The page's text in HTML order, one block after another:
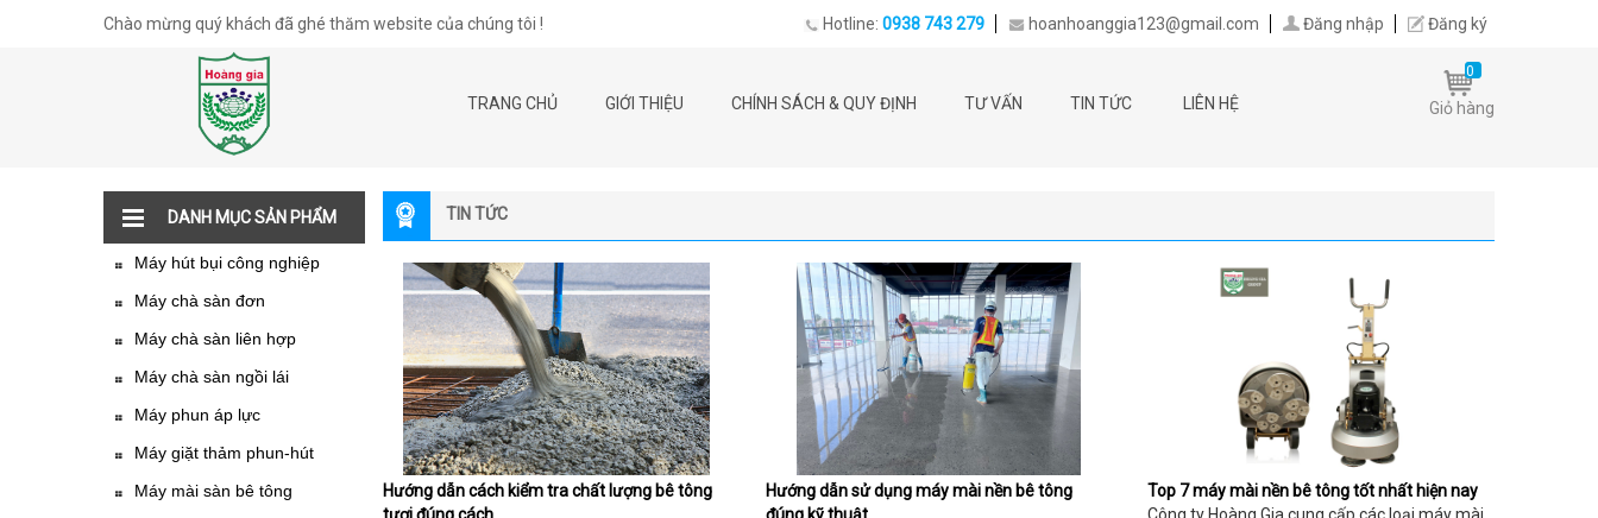
Chào mừng quý khách đã ghé thăm website của chúng tôi ! Hotline: 0938 743 279 hoanhoanggia123@gmail.com Đăng nhập Đăng ký
TRANG CHỦ GIỚI THIỆU CHÍNH SÁCH & QUY ĐỊNH TƯ VẤN TIN TỨC LIÊN HỆ
0
Giỏ hàng
DANH MỤC SẢN PHẨM
Máy hút bụi công nghiệp
Máy chà sàn đơn
Máy chà sàn liên hợp
Máy chà sàn ngồi lái
Máy phun áp lực
Máy giặt thảm phun-hút
Máy mài sàn bê tông
TIN TỨC
Hướng dẫn cách kiểm tra chất lượng bê tông
Hướng dẫn sử dụng máy mài nền bê tông
Top 7 máy mài nền bê tông tốt nhất hiện nay